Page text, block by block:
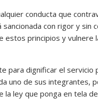
conducta que
con rigor y sin
estos principios y vulnere
para dignificar el
uno de sus integrantes,
la ley que ponga en tela